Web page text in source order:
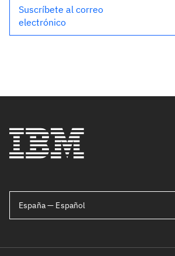
Suscríbete al correo
electrónico
España — Español